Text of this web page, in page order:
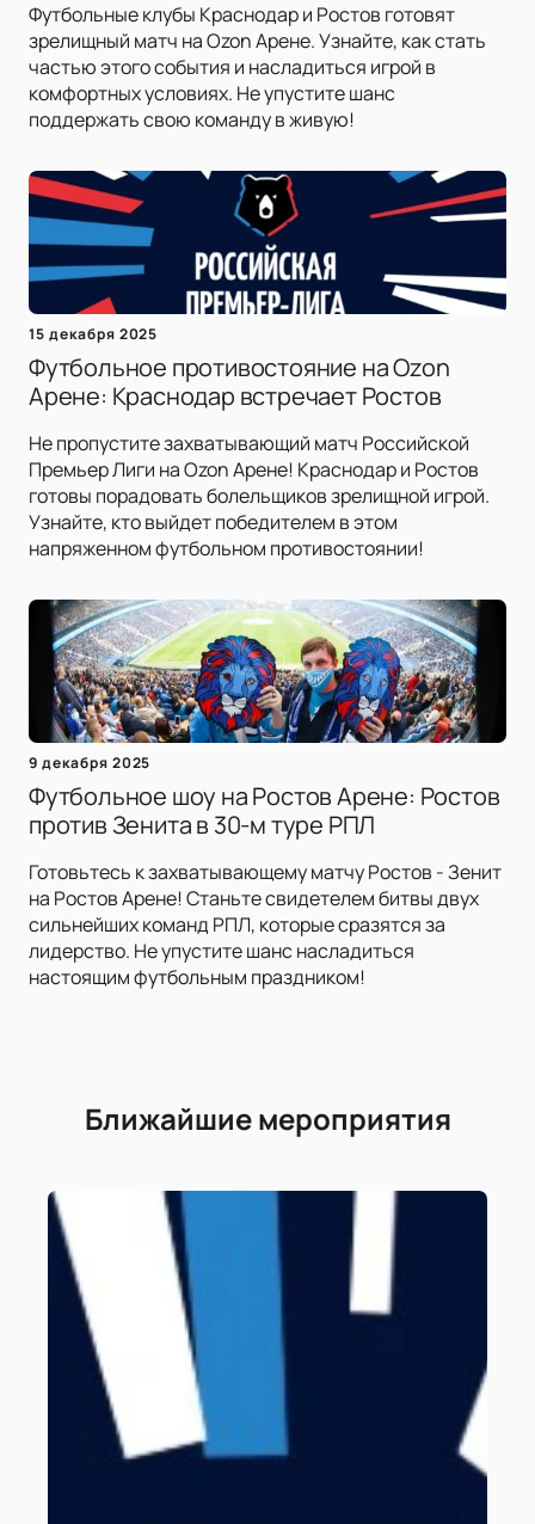
Футбольные клубы Краснодар и Ростов готовят
зрелищный матч на Ozon Арене. Узнайте, как стать
частью этого события и насладиться игрой в
комфортных условиях. Не упустите шанс
поддержать свою команду в живую!
15 декабря 2025
Футбольное противостояние на Ozon
Арене: Краснодар встречает Ростов
Не пропустите захватывающий матч Российской
Премьер Лиги на Ozon Арене! Краснодар и Ростов
готовы порадовать болельщиков зрелищной игрой.
Узнайте, кто выйдет победителем в этом
напряженном футбольном противостоянии!
9 декабря 2025
Футбольное шоу на Ростов Арене: Ростов
против Зенита в 30-м туре РПЛ
Готовьтесь к захватывающему матчу Ростов - Зенит
на Ростов Арене! Станьте свидетелем битвы двух
сильнейших команд РПЛ, которые сразятся за
лидерство. Не упустите шанс насладиться
настоящим футбольным праздником!
Ближайшие мероприятия